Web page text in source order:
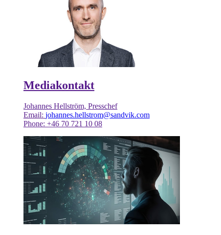
Mediakontakt
Johannes Hellström, Presschef
Email: johannes.hellstrom@sandvik.com
Phone: +46 70 721 10 08